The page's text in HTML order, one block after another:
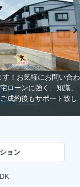
す！お気軽にお問い合わ
ーンに強く、知識、
成約後もサポート致し
ョン